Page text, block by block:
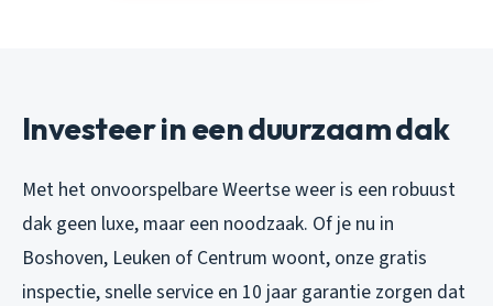
Investeer in een duurzaam dak
Met het onvoorspelbare Weertse weer is een robuust
dak geen luxe, maar een noodzaak. Of je nu in
Boshoven, Leuken of Centrum woont, onze gratis
inspectie, snelle service en 10 jaar garantie zorgen dat